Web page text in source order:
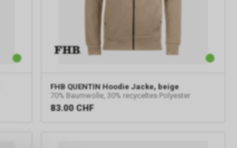
FHB QUENTIN Hoodie Jacke, beige
70% Baumwolle, 30% recyceltes Polyester
83.00 CHF